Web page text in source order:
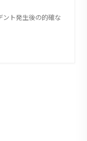
ント発生後の的確な